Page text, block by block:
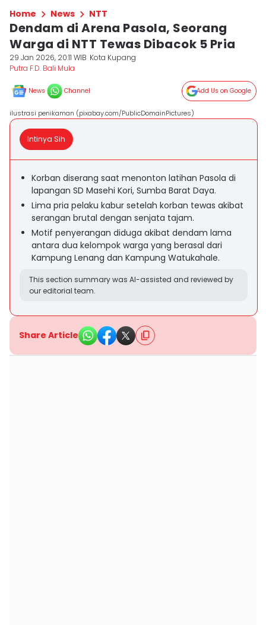
Home News NTT
Dendam di Arena Pasola, Seorang
Warga di NTT Tewas Dibacok 5 Pria
29 Jan 2026, 20:11 WIB Kota Kupang
Putra F.D. Bali Mula
News Channel Add Us on Google
ilustrasi penikaman (pixabay.com/PublicDomainPictures)
Intinya Sih
Korban diserang saat menonton latihan Pasola di
lapangan SD Masehi Kori, Sumba Barat Daya.
Lima pria pelaku kabur setelah korban tewas akibat
serangan brutal dengan senjata tajam.
Motif penyerangan diduga akibat dendam lama
antara dua kelompok warga yang berasal dari
Kampung Lenang dan Kampung Watukahale.
This section summary was AI-assisted and reviewed by
our editorial team.
Share Article